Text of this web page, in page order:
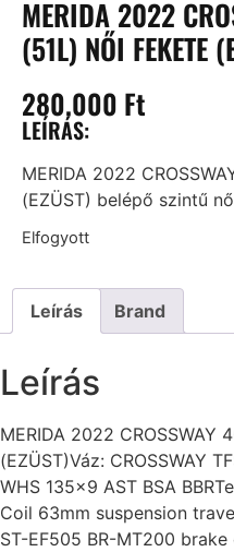
MERIDA 2022
(51L) NŐI FEKETE
280.000 Ft
LEÍRÁS:
MERIDA 2022
(EZÜST) belépő szintű
Elfogyott
Leírás Brand
Leírás
MERIDA 2022 CROSSWAY
(EZÜST)Váz: CROSSWAY
WHS 135×9 AST BSA
Coil 63mm suspension
ST-EF505 BR-MT200